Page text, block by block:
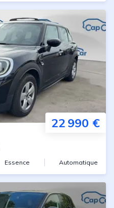
22 990 €
Essence Automatique